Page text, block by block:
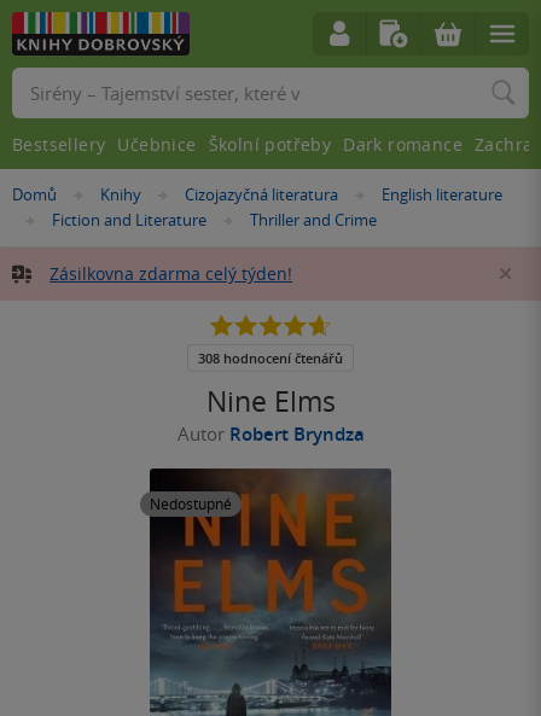
Nacházíte
Domů »Knihy »Cizojazyčná literatura »English literature
»Fiction and Literature »
Thriller and Crime
Zásilkovna zdarma celý týden!
Nine Elms
Autor Robert Bryndza
Nedostupné
4.7
5
308 hodnocení čtenářů
Vyhledávání
Bestsellery Učebnice Školní potřeby Dark romance